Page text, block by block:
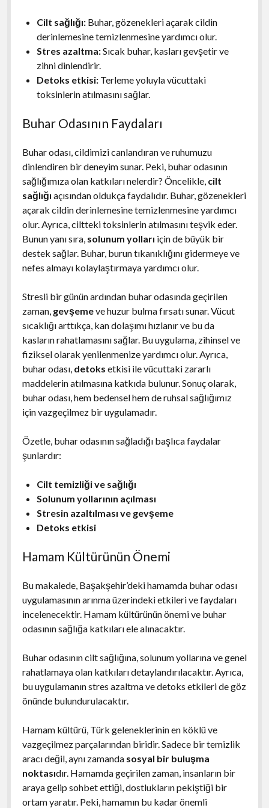
Cilt sağlığı:Buhar, gözenekleri açarak cildin
derinlemesine temizlenmesine yardımcı olur.
Stres azaltma:Sıcak buhar, kasları gevşetir ve
zihni dinlendirir.
Detoks etkisi:Terleme yoluyla vücuttaki
toksinlerin atılmasını sağlar.
Buhar Odasının Faydaları
Buhar odası, cildimizi canlandıran ve ruhumuzu
dinlendiren bir deneyim sunar. Peki, buhar odasının
sağlığımıza olan katkıları nelerdir? Öncelikle, cilt
sağlığı açısından oldukça faydalıdır. Buhar, gözenekleri
açarak cildin derinlemesine temizlenmesine yardımcı
olur. Ayrıca, ciltteki toksinlerin atılmasını teşvik eder.
Bunun yanı sıra, solunum yolları için de büyük bir
destek sağlar. Buhar, burun tıkanıklığını gidermeye ve
nefes almayı kolaylaştırmaya yardımcı olur.
Stresli bir günün ardından buhar odasında geçirilen
zaman, gevşemeve huzur bulma fırsatı sunar. Vücut
sıcaklığı arttıkça, kan dolaşımı hızlanır ve bu da
kasların rahatlamasını sağlar. Bu uygulama, zihinsel ve
fiziksel olarak yenilenmenize yardımcı olur. Ayrıca,
buhar odası, detoks etkisi ile vücuttaki zararlı
maddelerin atılmasına katkıda bulunur. Sonuç olarak,
buhar odası, hem bedensel hem de ruhsal sağlığımız
için vazgeçilmez bir uygulamadır.
Özetle, buhar odasının sağladığı başlıca faydalar
şunlardır:
Cilt temizliği ve sağlığı
Solunum yollarının açılması
Stresin azaltılması ve gevşeme
Detoks etkisi
Hamam Kültürünün Önemi
Bu makalede, Başakşehir’deki hamamda buhar odası
uygulamasının arınma üzerindeki etkileri ve faydaları
incelenecektir. Hamam kültürünün önemi ve buhar
odasının sağlığa katkıları ele alınacaktır.
Buhar odasının cilt sağlığına, solunum yollarına ve genel
rahatlamaya olan katkıları detaylandırılacaktır. Ayrıca,
bu uygulamanın stres azaltma ve detoks etkileri de göz
önünde bulundurulacaktır.
Hamam kültürü, Türk geleneklerinin en köklü ve
vazgeçilmez parçalarından biridir. Sadece bir temizlik
aracı değil, aynı zamanda sosyal bir buluşma
noktasıdır. Hamamda geçirilen zaman, insanların bir
araya gelip sohbet ettiği, dostlukların pekiştiği bir
ortam yaratır. Peki, hamamın bu kadar önemli